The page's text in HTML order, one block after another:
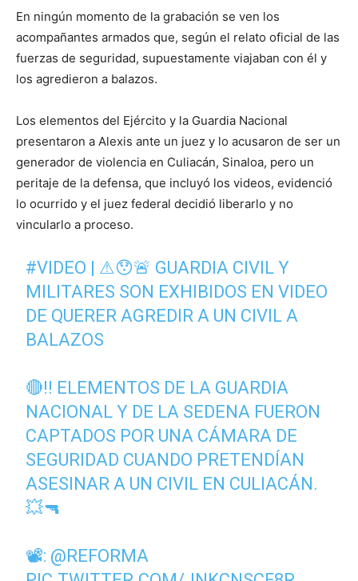
En ningún momento de la grabación se ven los
acompañantes armados que, según el relato oficial de las
fuerzas de seguridad, supuestamente viajaban con él y
los agredieron a balazos.
Los elementos del Ejército y la Guardia Nacional
presentaron a Alexis ante un juez y lo acusaron de ser un
generador de violencia en Culiacán, Sinaloa, pero un
peritaje de la defensa, que incluyó los videos, evidenció
lo ocurrido y el juez federal decidió liberarlo y no
vincularlo a proceso.
#VIDEO | ⚠😯🚨 GUARDIA CIVIL Y
MILITARES SON EXHIBIDOS EN VIDEO
DE QUERER AGREDIR A UN CIVIL A
BALAZOS
🔴‼ ELEMENTOS DE LA GUARDIA
NACIONAL Y DE LA SEDENA FUERON
CAPTADOS POR UNA CÁMARA DE
SEGURIDAD CUANDO PRETENDÍAN
ASESINAR A UN CIVIL EN CULIACÁN.
💥🔫
📽: @REFORMA